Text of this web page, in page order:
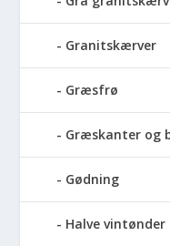
Granitskærver
Græsfrø
Græskanter og
Gødning
Halve vintønder